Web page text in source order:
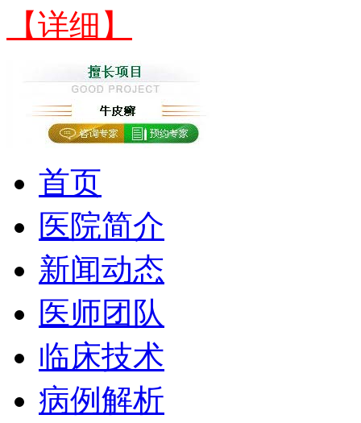
【详细】
首页
医院简介
新闻动态
医师团队
临床技术
病例解析